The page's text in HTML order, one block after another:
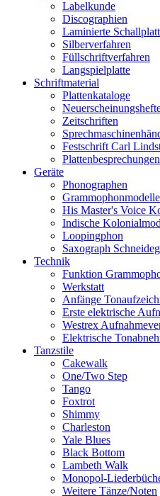
Labelkunde
Discographien
Laminierte
Silberverfahren
Füllschriftverfahren
Langspielplatte
Schriftmaterial
Plattenkataloge
Zeitschriften
Festschrift Carl
Plattenbesprechungen
Geräte
Phonographen
Grammophonmodelle
His Master's Voice
Indische
Loopingphon
Saxograph
Technik
Funktion
Werkstatt
Anfänge
Erste elektrische
Westrex
Elektrische
Tanzstile
Cakewalk
One/Two Step
Tango
Foxtrot
Shimmy
Charleston
Yale Blues
Black Bottom
Lambeth Walk
Monopol-
Weitere Tänze/Noten